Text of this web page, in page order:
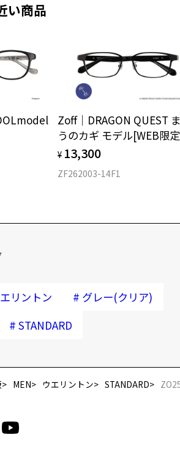
い商品
Zoff｜DRAGON QUEST
うのカギ モデル[WEB限
¥ 13,300
ZF262003-14F1
リントン # グレー(クリア)
# STANDARD
MEN ウエリントン STANDARD